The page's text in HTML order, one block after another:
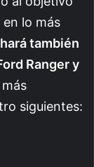
lo más
también
Ranger y
siguientes: